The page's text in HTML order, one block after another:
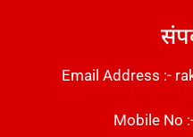
Email Address :-
Mobile No